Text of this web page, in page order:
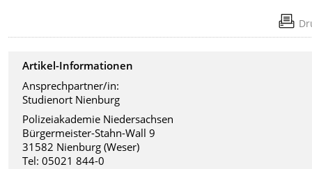
Artikel-Informationen
Ansprechpartner/in:
Studienort Nienburg
Polizeiakademie Niedersachsen
Bürgermeister-Stahn-Wall 9
31582 Nienburg (Weser)
Tel: 05021 844-0